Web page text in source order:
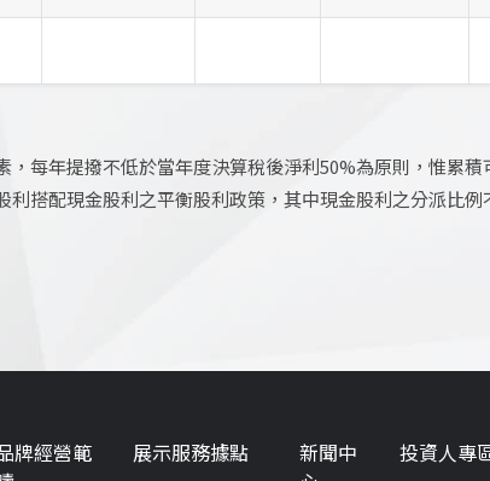
每年提撥不低於當年度決算稅後淨利50%為原則，惟累積
搭配現金股利之平衡股利政策，其中現金股利之分派比例
牌經營範
展示服務據點
新聞中
投資人專